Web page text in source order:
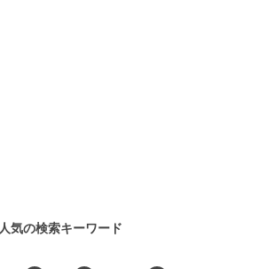
人気の検索キーワード